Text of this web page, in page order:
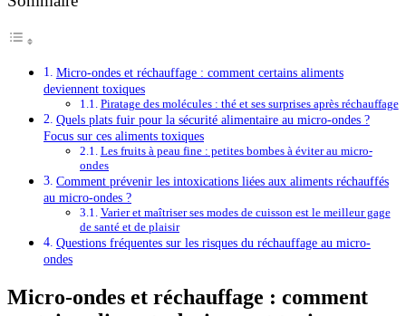
Micro-ondes et réchauffage : comment certains aliments
deviennent toxiques
Piratage des molécules : thé et ses surprises après réchauffage
Quels plats fuir pour la sécurité alimentaire au micro-ondes ?
Focus sur ces aliments toxiques
Les fruits à peau fine : petites bombes à éviter au micro-
ondes
Comment prévenir les intoxications liées aux aliments réchauffés
au micro-ondes ?
Varier et maîtriser ses modes de cuisson est le meilleur gage
de santé et de plaisir
Questions fréquentes sur les risques du réchauffage au micro-
ondes
Micro-ondes et réchauffage : comment